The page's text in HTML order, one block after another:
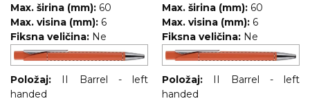
Max. širina (mm): 60
Max. visina (mm): 6
Fiksna veličina: Ne
Max. širina (mm): 60
Max. visina (mm): 6
Fiksna veličina: Ne
Položaj:
II Barrel - left
handed
Položaj:
II Barrel - left
handed